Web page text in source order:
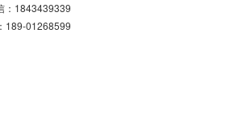
：1843439339
189-01268599